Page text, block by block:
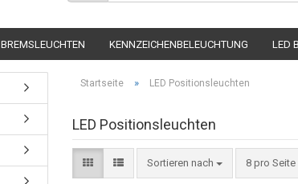
BREMSLEUCHTEN KENNZEICHENBELEUCHTUNG LED
Startseite » LED Positionsleuchten
LED Positionsleuchten
Sortieren nach 8 pro Seite